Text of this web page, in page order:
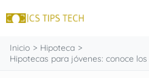
Inicio
Hipoteca
Hipotecas para jóvenes: conoce